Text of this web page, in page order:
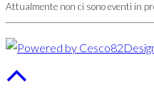
Attualmente non ci sono eventi in